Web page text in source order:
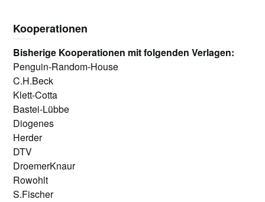
Kooperationen
Bisherige Kooperationen mit folgenden Verlagen:
Penguin-Random-House
C.H.Beck
Klett-Cotta
Bastei-Lübbe
Diogenes
Herder
DTV
DroemerKnaur
Rowohlt
S.Fischer